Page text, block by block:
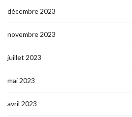
décembre 2023
novembre 2023
juillet 2023
mai 2023
avril 2023